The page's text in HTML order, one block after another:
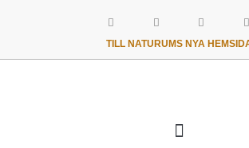
TILL NATURUMS NYA